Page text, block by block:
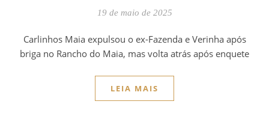
19 de maio de 2025
Carlinhos Maia expulsou o ex-Fazenda e Verinha após
briga no Rancho do Maia, mas volta atrás após enquete
LEIA MAIS